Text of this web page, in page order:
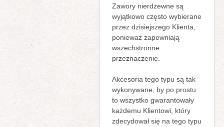
Zawory nierdzewne są
wyjątkowo często wybierane
przez dzisiejszego Klienta,
ponieważ zapewniają
wszechstronne
przeznaczenie.
Akcesoria tego typu są tak
wykonywane, by po prostu
to wszystko gwarantowały
każdemu Klientowi, który
zdecydował się na tego typu